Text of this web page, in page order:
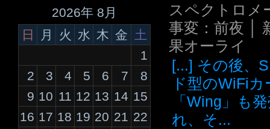
2026年 8月
日
月 火 水 木 金 土
1
2
3 4 5 6 7
8
9 10 11 12 13 14 15
16 17 18 19 20 21 22
スペクトロメ
事変：前夜 │
果オーライ
[...] その後、
ド型のWiFiカ
「Wing」も
れ、そ...